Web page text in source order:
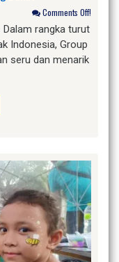
Comments Off!
Dalam rangka turut
Indonesia, Group
seru dan menarik